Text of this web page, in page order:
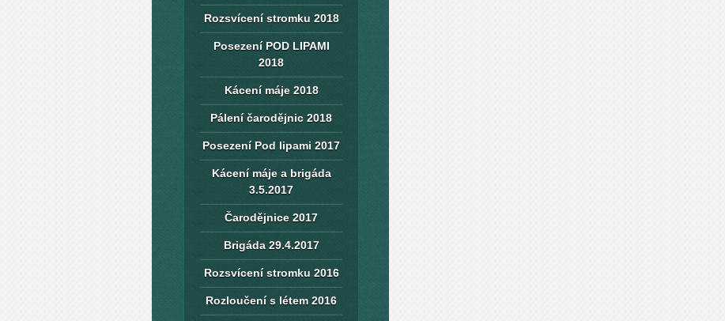
Rozsvícení stromku 2018
Posezení POD LIPAMI
2018
Kácení máje 2018
Pálení čarodějnic 2018
Posezení Pod lipami 2017
Kácení máje a brigáda
3.5.2017
Čarodějnice 2017
Brigáda 29.4.2017
Rozsvícení stromku 2016
Rozloučení s létem 2016